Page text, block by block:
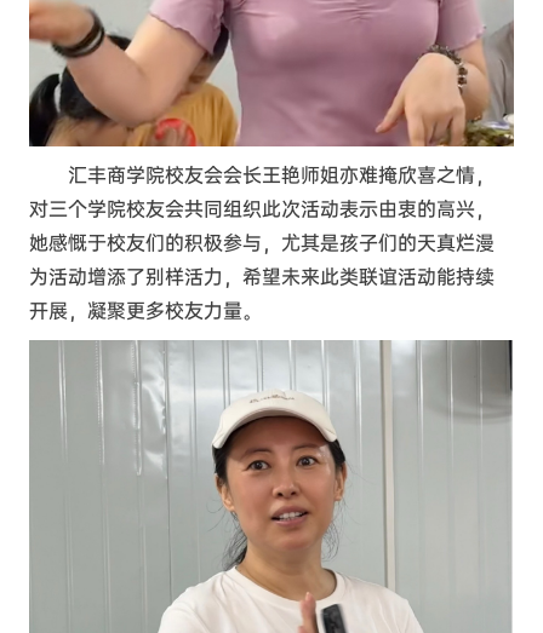
汇丰商学院校友会会长王艳师姐亦难掩欣喜之情，
对三个学院校友会共同组织此次活动表示由衷的高兴，
她感慨于校友们的积极参与，尤其是孩子们的天真烂漫
为活动增添了别样活力，希望未来此类联谊活动能持续
开展，凝聚更多校友力量。